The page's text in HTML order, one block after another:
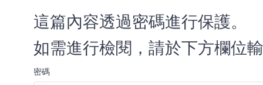
這篇內容透過密碼進行保護。
如需進行檢閱，請於下方欄位
密碼